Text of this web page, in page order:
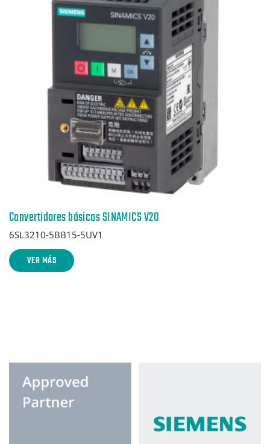
Convertidores básicos SINAMICS V20
6SL3210-5BB15-5UV1
VER MÁS